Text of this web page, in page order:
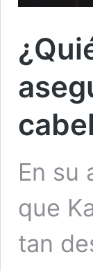
En su
que
tan